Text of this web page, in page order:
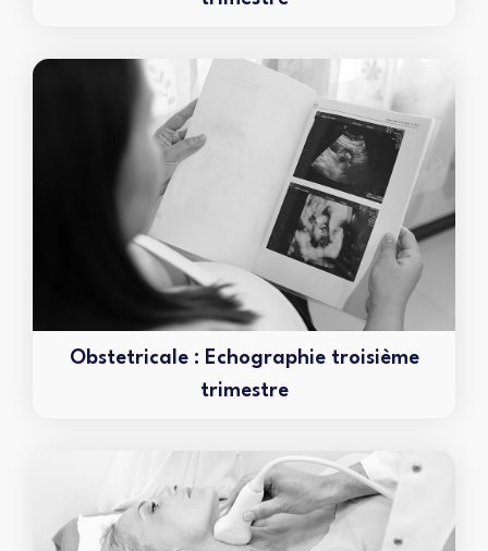
Obstetricale : Echographie troisième
trimestre